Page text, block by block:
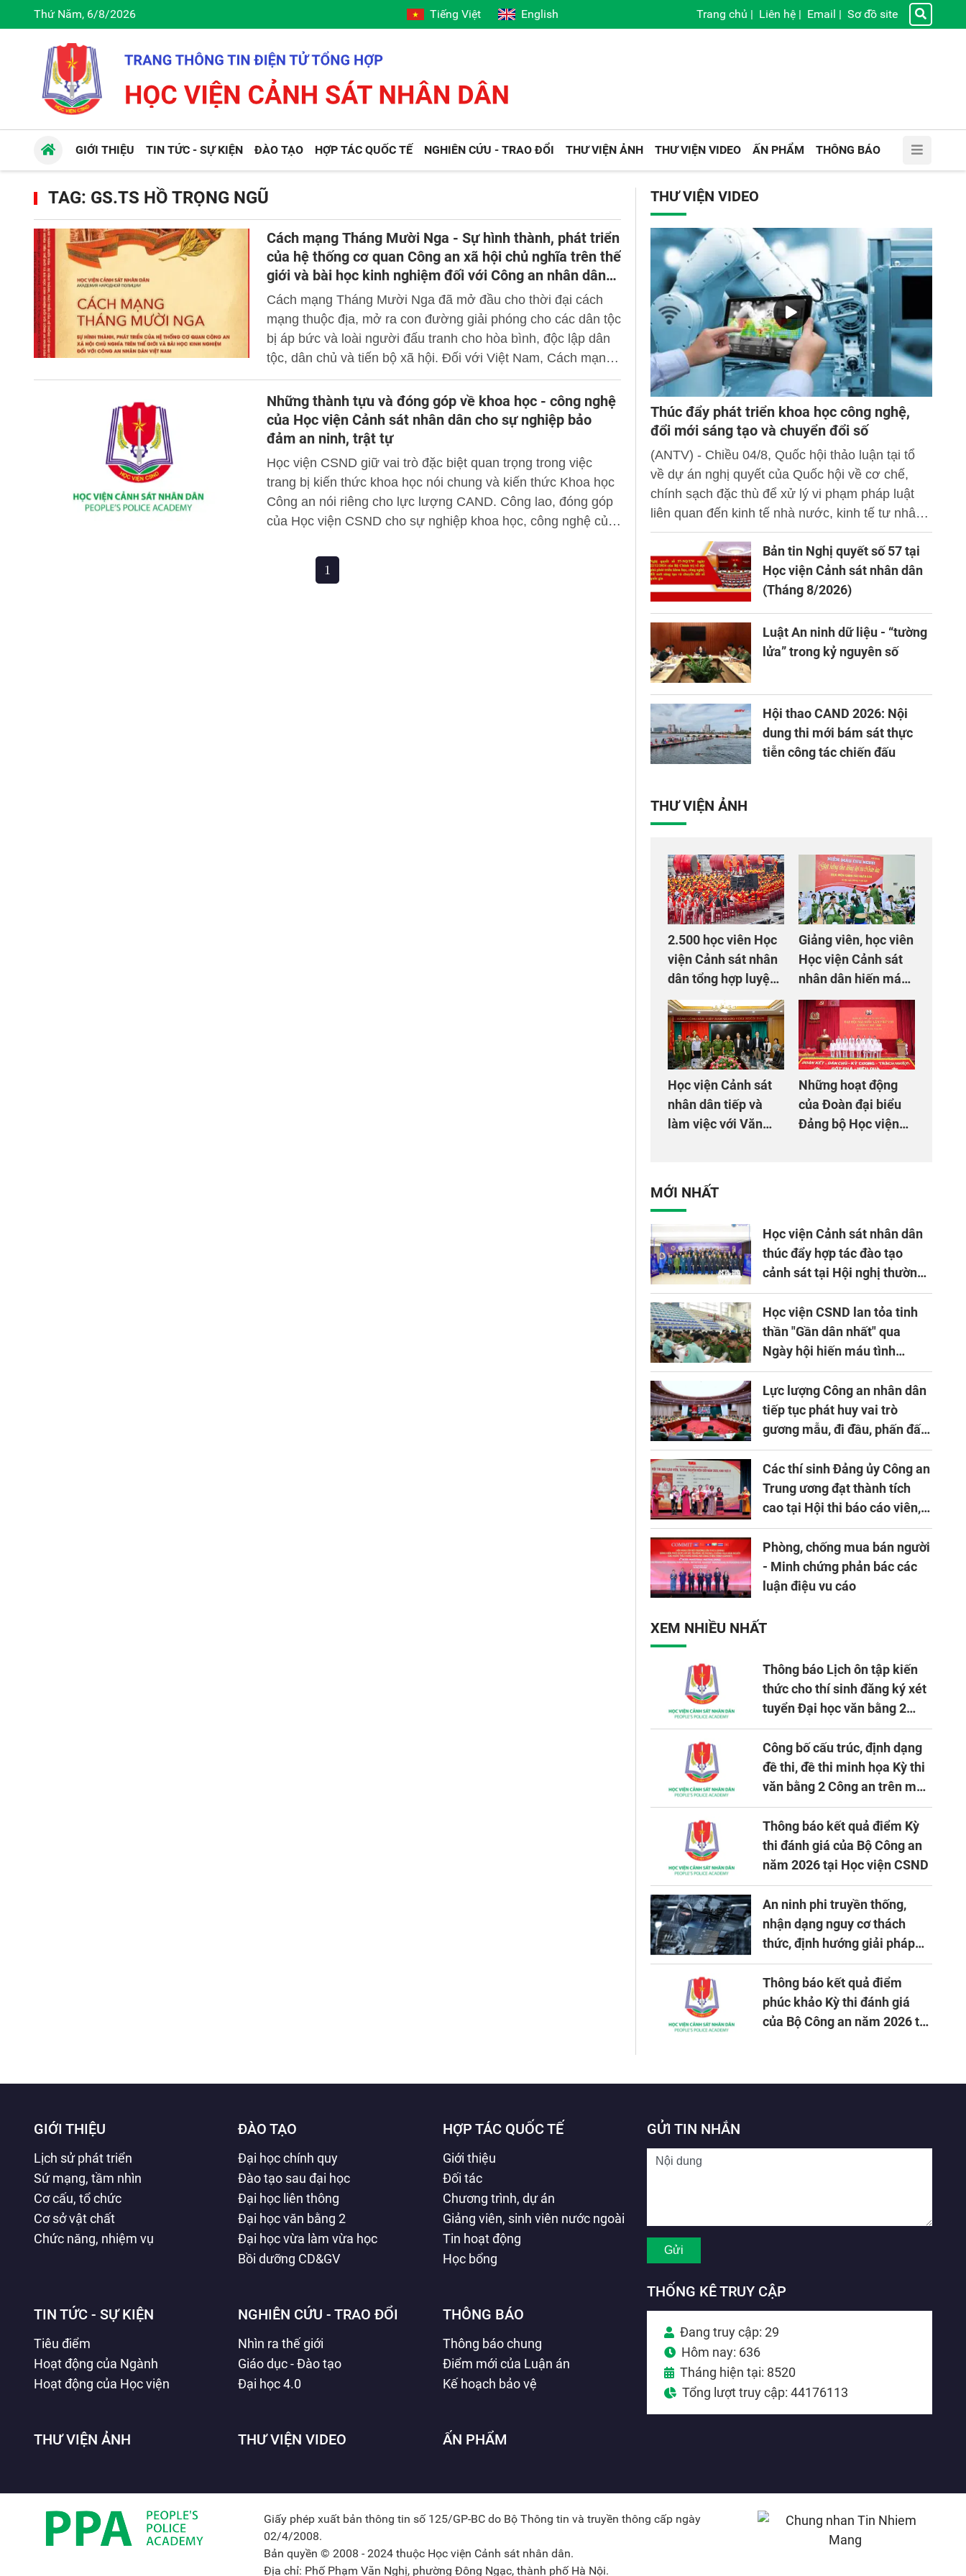
Thứ Năm, 6/8/2026 Tiếng Việt English Trang chủ | Liên hệ | Email | Sơ đồ site
GIỚI THIỆU TIN TỨC - SỰ KIỆN ĐÀO TẠO HỢP TÁC QUỐC TẾ NGHIÊN CỨU - TRAO ĐỔI THƯ VIỆN ẢNH THƯ VIỆN VIDEO ẤN PHẨM THÔNG BÁO
TAG: GS.TS HỒ TRỌNG NGŨ
Cách mạng Tháng Mười Nga - Sự hình thành, phát triển
của hệ thống cơ quan Công an xã hội chủ nghĩa trên thế
giới và bài học kinh nghiệm đối với Công an nhân dân
Việt Nam
Cách mạng Tháng Mười Nga đã mở đầu cho thời đại cách
mạng thuộc địa, mở ra con đường giải phóng cho các dân tộc
bị áp bức và loài người đấu tranh cho hòa bình, độc lập dân
tộc, dân chủ và tiến bộ xã hội. Đối với Việt Nam, Cách mạng
Tháng Mười có ý nghĩa và ảnh hưởng to lớn, sâu sắc trên
nhiều phương diện, cả về lý luận và thực tiễn, trong thời kỳ
trước và sau khi Đảng Cộng sản Việt Nam ra đời, cả trong
Cách mạng tháng Tám và hai cuộc kháng chiến vĩ đại của
dân tộc, cũng như trong công cuộc đổi mới, công nghiệp hóa,
hiện đại hóa đất nước hiện nay.
Những thành tựu và đóng góp về khoa học - công nghệ
của Học viện Cảnh sát nhân dân cho sự nghiệp bảo
đảm an ninh, trật tự
Học viện CSND giữ vai trò đặc biệt quan trọng trong việc
trang bị kiến thức khoa học nói chung và kiến thức Khoa học
Công an nói riêng cho lực lượng CAND. Công lao, đóng góp
của Học viện CSND cho sự nghiệp khoa học, công nghệ của
1
THƯ VIỆN VIDEO
Thúc đẩy phát triển khoa học công nghệ,
đổi mới sáng tạo và chuyển đổi số
(ANTV) - Chiều 04/8, Quốc hội thảo luận tại tổ
về dự án nghị quyết của Quốc hội về cơ chế,
chính sạch đặc thù để xử lý vi phạm pháp luật
liên quan đến kinh tế nhà nước, kinh tế tư nhân
và ứng dụng khoa học công nghệ, đổi mới sáng
tạo và chuyển đổi số.Bản tin Nghị quyết số 57 tại
Học viện Cảnh sát nhân dân
(Tháng 8/2026)
Luật An ninh dữ liệu - “tường
lửa” trong kỷ nguyên số
Hội thao CAND 2026: Nội
dung thi mới bám sát thực
tiễn công tác chiến đấu
THƯ VIỆN ẢNH
2.500 học viên Học
viện Cảnh sát nhân
dân tổng hợp luyện
màn Trống hội chào
mừng Đại hội Đảng
Giảng viên, học viên
Học viện Cảnh sát
nhân dân hiến máu
giúp dân và đồng
đội
Học viện Cảnh sát
nhân dân tiếp và
làm việc với Văn
Bản tại Việt Nam
Những hoạt động
của Đoàn đại biểu
Đảng bộ Học viện
- 2030
MỚI NHẤT
Học viện Cảnh sát nhân dân
thúc đẩy hợp tác đào tạo
cảnh sát tại Hội nghị thường
niên lần thứ 10 của Hiệp hội
APTA
Học viện CSND lan tỏa tinh
thần "Gần dân nhất" qua
Ngày hội hiến máu tình
nguyện
Lực lượng Công an nhân dân
tiếp tục phát huy vai trò
gương mẫu, đi đầu, phấn đấu
hoàn thành xuất sắc mọi
nhiệm vụ được giao
Các thí sinh Đảng ủy Công an
Trung ương đạt thành tích
cao tại Hội thi báo cáo viên,
tuyên truyền viên giỏi khu
vực II năm 2026
Phòng, chống mua bán người
- Minh chứng phản bác các
luận điệu vu cáo
XEM NHIỀU NHẤT
Thông báo Lịch ôn tập kiến
thức cho thí sinh đăng ký xét
tuyển Đại học văn bằng 2
tuyển mới, mở tại Học viện
CSND năm học 2026 - 2027
Công bố cấu trúc, định dạng
đề thi, đề thi minh họa Kỳ thi
văn bằng 2 Công an trên máy
tính
Thông báo kết quả điểm Kỳ
thi đánh giá của Bộ Công an
năm 2026 tại Học viện CSND
An ninh phi truyền thống,
nhận dạng nguy cơ thách
thức, định hướng giải pháp
đảm bảo an ninh quốc gia
trong tình hình hiện nay
Thông báo kết quả điểm
phúc khảo Kỳ thi đánh giá
của Bộ Công an năm 2026 tại
GIỚI THIỆU
Lịch sử phát triển
Sứ mạng, tầm nhìn
Cơ cấu, tổ chức
Cơ sở vật chất
Chức năng, nhiệm vụ
ĐÀO TẠO
Đại học chính quy
Đào tạo sau đại học
Đại học liên thông
Đại học văn bằng 2
Đại học vừa làm vừa học
Bồi dưỡng CD&GV
HỢP TÁC QUỐC TẾ
Giới thiệu
Đối tác
Chương trình, dự án
Giảng viên, sinh viên nước ngoài
Tin hoạt động
Học bổng
TIN TỨC - SỰ KIỆN
Tiêu điểm
Hoạt động của Ngành
Hoạt động của Học viện
NGHIÊN CỨU - TRAO ĐỔI
Nhìn ra thế giới
Giáo dục - Đào tạo
Đại học 4.0
THÔNG BÁO
Thông báo chung
Điểm mới của Luận án
Kế hoạch bảo vệ
THƯ VIỆN ẢNH THƯ VIỆN VIDEO ẤN PHẨM
GỬI TIN NHẮN
THỐNG KÊ TRUY CẬP
Đang truy cập: 29
Hôm nay: 636
Tháng hiện tại: 8520
Tổng lượt truy cập: 44176113
Giấy phép xuất bản thông tin số 125/GP-BC do Bộ Thông tin và truyền thông cấp ngày
02/4/2008.
Bản quyền © 2008 - 2024 thuộc Học viện Cảnh sát nhân dân.
Địa chỉ: Phố Phạm Văn Nghị, phường Đông Ngạc, thành phố Hà Nội.